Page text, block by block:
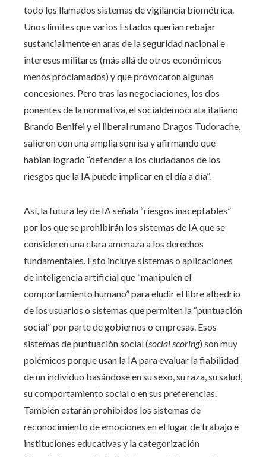
todo los llamados sistemas de vigilancia biométrica.
Unos límites que varios Estados querían rebajar
sustancialmente en aras de la seguridad nacional e
intereses militares (más allá de otros económicos
menos proclamados) y que provocaron algunas
concesiones. Pero tras las negociaciones, los dos
ponentes de la normativa, el socialdemócrata italiano
Brando Benifei y el liberal rumano Dragos Tudorache,
salieron con una amplia sonrisa y afirmando que
habían logrado “defender a los ciudadanos de los
riesgos que la IA puede implicar en el día a día”.
Así, la futura ley de IA señala “riesgos inaceptables”
por los que se prohibirán los sistemas de IA que se
consideren una clara amenaza a los derechos
fundamentales. Esto incluye sistemas o aplicaciones
de inteligencia artificial que “manipulen el
comportamiento humano” para eludir el libre albedrío
de los usuarios o sistemas que permiten la “puntuación
social” por parte de gobiernos o empresas. Esos
sistemas de puntuación social (social scoring) son muy
polémicos porque usan la IA para evaluar la fiabilidad
de un individuo basándose en su sexo, su raza, su salud,
su comportamiento social o en sus preferencias.
También estarán prohibidos los sistemas de
reconocimiento de emociones en el lugar de trabajo e
instituciones educativas y la categorización